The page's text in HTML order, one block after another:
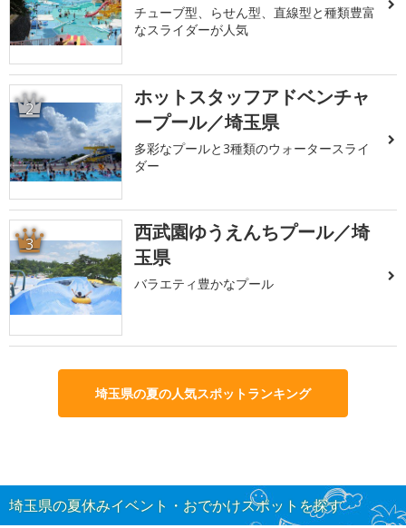
チューブ型、らせん型、直線型と種類豊富
なスライダーが人気
2
ホットスタッフアドベンチャ
ープール／埼玉県
多彩なプールと3種類のウォータースライ
ダー
3
西武園ゆうえんちプール／埼
玉県
バラエティ豊かなプール
埼玉県の夏の人気スポットランキング
埼玉県の夏休みイベント・おでかけスポットを探す